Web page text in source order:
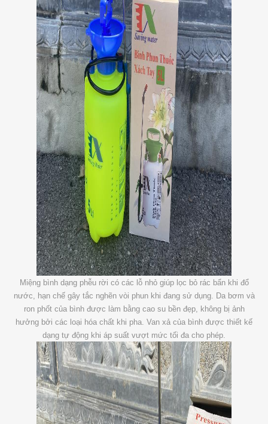
Miệng bình dạng phễu rời có các lỗ nhỏ giúp lọc bỏ rác bẩn khi đổ
nước, hạn chế gây tắc nghẽn vòi phun khi đang sử dụng. Da bơm và
ron phốt của bình được làm bằng cao su bền đẹp, không bị ảnh
hưởng bởi các loại hóa chất khi pha. Van xả của bình được thiết kế
dạng tự động khi áp suất vượt mức tối đa cho phép.